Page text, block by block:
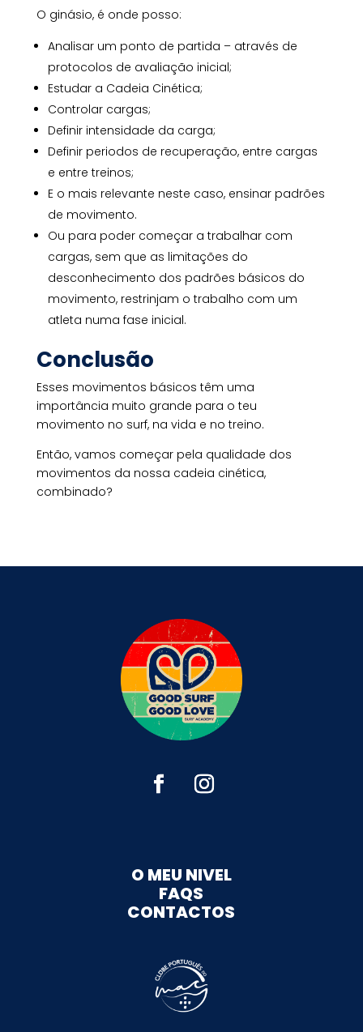
O ginásio, é onde posso:
Analisar um ponto de partida – através de
protocolos de avaliação inicial;
Estudar a Cadeia Cinética;
Controlar cargas;
Definir intensidade da carga;
Definir periodos de recuperação, entre cargas
e entre treinos;
E o mais relevante neste caso, ensinar padrões
de movimento.
Ou para poder começar a trabalhar com
cargas, sem que as limitações do
desconhecimento dos padrões básicos do
movimento, restrinjam o trabalho com um
atleta numa fase inicial.
Conclusão
Esses movimentos básicos têm uma
importância muito grande para o teu
movimento no surf, na vida e no treino.
Então, vamos começar pela qualidade dos
movimentos da nossa cadeia cinética,
combinado?
O MEU NIVEL
FAQS
CONTACTOS